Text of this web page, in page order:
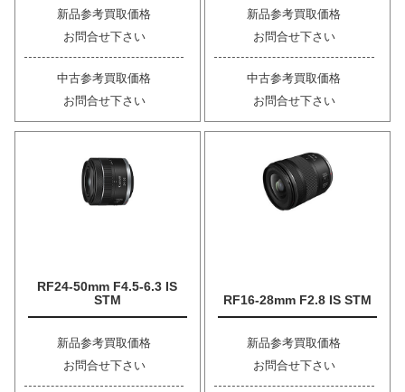
新品参考買取価格
お問合せ下さい
中古参考買取価格
お問合せ下さい
新品参考買取価格
お問合せ下さい
中古参考買取価格
お問合せ下さい
RF24-50mm F4.5-6.3 IS
STM
新品参考買取価格
お問合せ下さい
RF16-28mm F2.8 IS STM
新品参考買取価格
お問合せ下さい